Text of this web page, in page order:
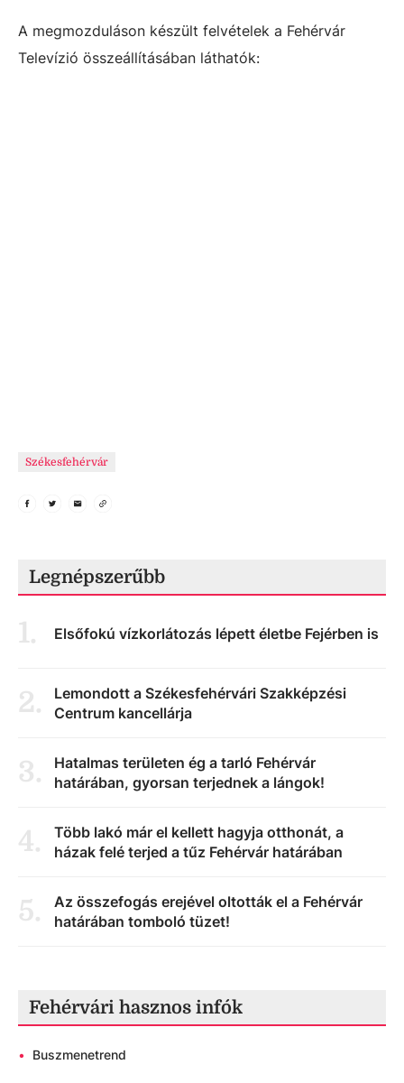
A megmozduláson készült felvételek a Fehérvár
Televízió összeállításában láthatók:
Székesfehérvár
Legnépszerűbb
1. Elsőfokú vízkorlátozás lépett életbe Fejérben is
2.
Lemondott a Székesfehérvári Szakképzési
Centrum kancellárja
3.
Hatalmas területen ég a tarló Fehérvár
határában, gyorsan terjednek a lángok!
4.
Több lakó már el kellett hagyja otthonát, a
házak felé terjed a tűz Fehérvár határában
5.
Az összefogás erejével oltották el a Fehérvár
határában tomboló tüzet!
Fehérvári hasznos infók
• Buszmenetrend